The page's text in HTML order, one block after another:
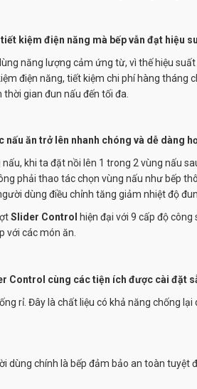
kiệm điện năng mà bếp vẫn đạt hiệu
năng lượng cảm ứng từ, vì thế hiệu
điện năng, tiết kiệm chi phí hàng
gian đun nấu đến tối đa.
ăn trở lên nhanh chóng và dễ dàng
khi ta đặt nồi lên 1 trong 2 vùng nấu
phải thao tác chọn vùng nấu như bếp
dùng điều chỉnh tăng giảm nhiệt độ
Slider Control
hiện đại với 9 cấp độ
với các món ăn.
Control cùng các tiện ích được cài đặt
rỉ. Đây là chất liệu có khả năng chống
dùng chính là bếp đảm bảo an toàn tuyệt